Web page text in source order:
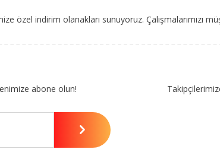
özel indirim olanakları sunuyoruz. Çalışmalarımızı
abone olun!